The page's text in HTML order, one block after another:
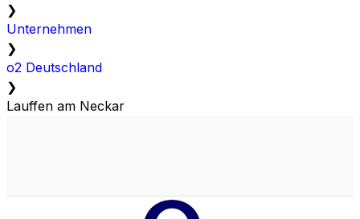
❯
Unternehmen
❯
o2 Deutschland
❯
Lauffen am Neckar